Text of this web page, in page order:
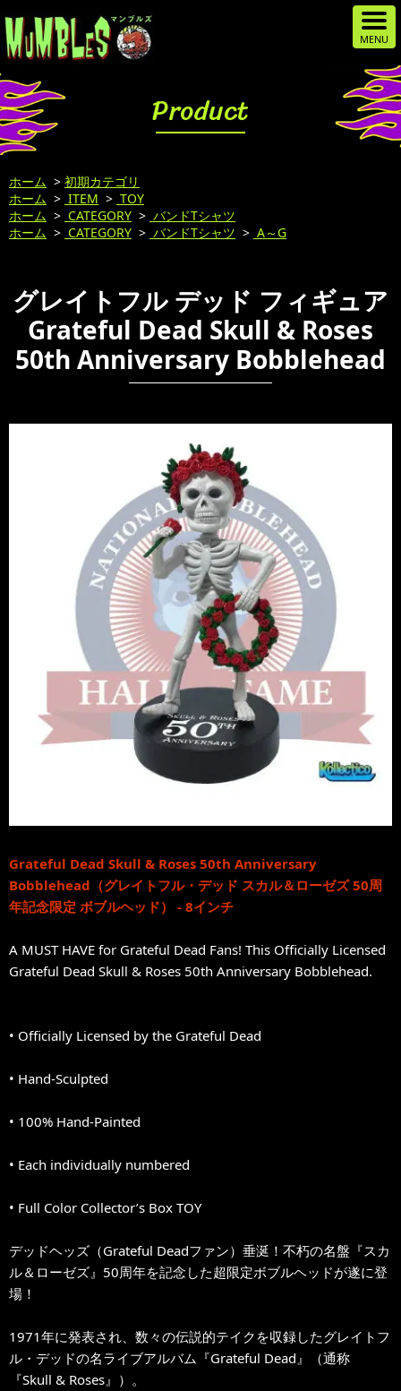
Product
ホーム > 初期カテゴリ
ホーム > ITEM > TOY
ホーム > CATEGORY > バンドTシャツ
ホーム > CATEGORY > バンドTシャツ > A～G
グレイトフル デッド フィギュア
Grateful Dead Skull & Roses
50th Anniversary Bobblehead
Grateful Dead Skull & Roses 50th Anniversary
Bobblehead（グレイトフル・デッド スカル＆ローゼズ 50周
年記念限定 ボブルヘッド） - 8インチ
A MUST HAVE for Grateful Dead Fans! This Officially Licensed
Grateful Dead Skull & Roses 50th Anniversary Bobblehead.
• Officially Licensed by the Grateful Dead
• Hand-Sculpted
• 100% Hand-Painted
• Each individually numbered
• Full Color Collector’s Box TOY
デッドヘッズ（Grateful Deadファン）垂涎！不朽の名盤『スカ
ル＆ローゼズ』50周年を記念した超限定ボブルヘッドが遂に登
場！
1971年に発表され、数々の伝説的テイクを収録したグレイトフ
ル・デッドの名ライブアルバム『Grateful Dead』（通称
『Skull & Roses』）。